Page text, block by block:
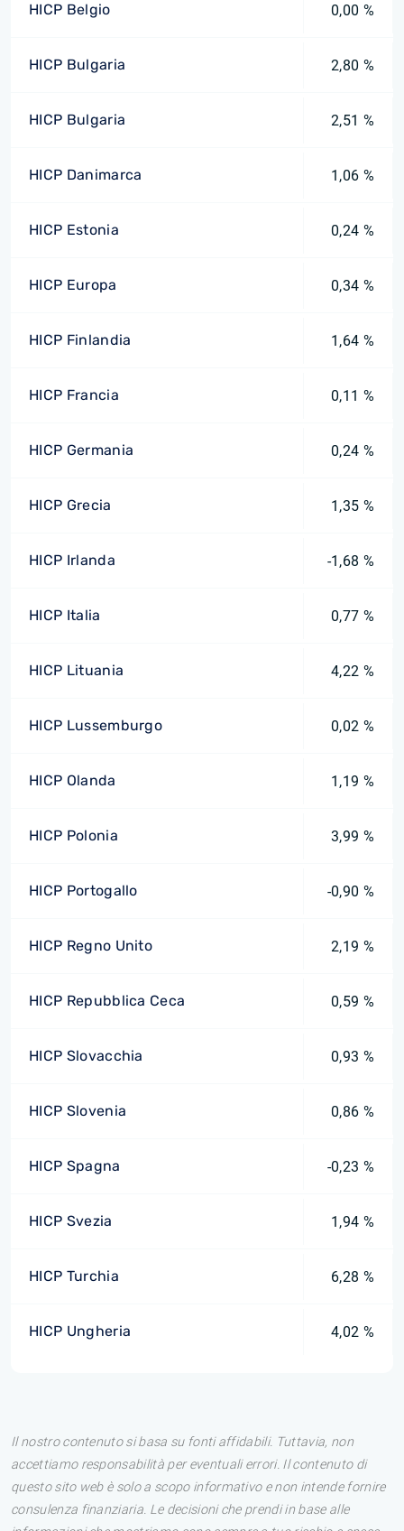
HICP Belgio 0,00 %
HICP Bulgaria 2,80 %
HICP Bulgaria 2,51 %
HICP Danimarca 1,06 %
HICP Estonia 0,24 %
HICP Europa 0,34 %
HICP Finlandia 1,64 %
HICP Francia 0,11 %
HICP Germania 0,24 %
HICP Grecia 1,35 %
HICP Irlanda -1,68 %
HICP Italia 0,77 %
HICP Lituania 4,22 %
HICP Lussemburgo 0,02 %
HICP Olanda 1,19 %
HICP Polonia 3,99 %
HICP Portogallo -0,90 %
HICP Regno Unito 2,19 %
HICP Repubblica Ceca 0,59 %
HICP Slovacchia 0,93 %
HICP Slovenia 0,86 %
HICP Spagna -0,23 %
HICP Svezia 1,94 %
HICP Turchia 6,28 %
HICP Ungheria 4,02 %
Il nostro contenuto si basa su fonti affidabili. Tuttavia, non
accettiamo responsabilità per eventuali errori. Il contenuto di
questo sito web è solo a scopo informativo e non intende fornire
consulenza finanziaria. Le decisioni che prendi in base alle